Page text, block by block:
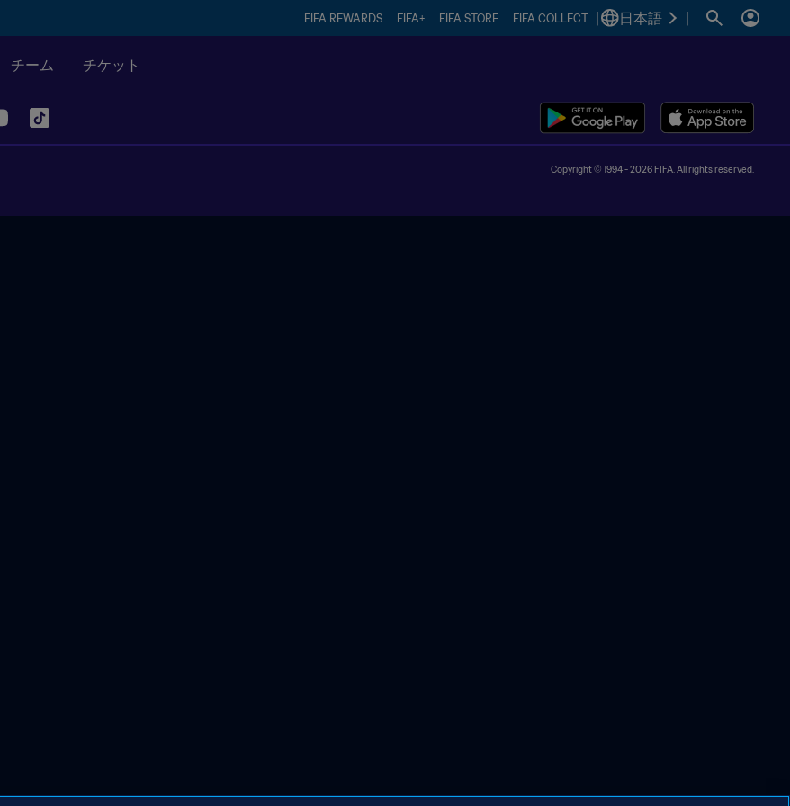
FIFA REWARDS FIFA+ FIFA STORE FIFA COLLECT 日本語
チーム チケット
Copyright © 1994 - 2026 FIFA. All rights reserved.